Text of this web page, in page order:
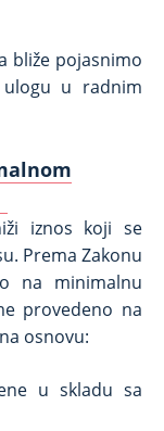
bliže pojasnimo
u radnim
iznos koji se
Prema Zakonu
na minimalnu
provedeno na
osnovu:
u skladu sa